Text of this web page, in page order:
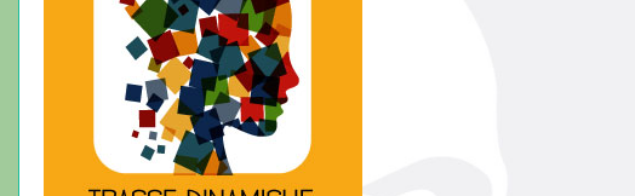
Tracce dinamiche
Tracce Dinamiche è una
rassegna di teatro
d’innovazione e sperimentale.